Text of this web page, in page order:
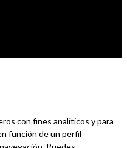
y
con fines analíticos y para
función de un perfil